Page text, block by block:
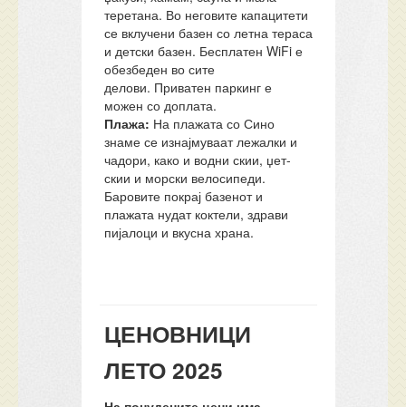
теретана. Во неговите капацитети
се вклучени базен со летна тераса
и детски базен. Бесплатен WiFi е
обезбеден во сите
делови. Приватен паркинг е
можен со доплата.
Плажа: На плажата со Сино
знаме се изнајмуваат лежалки и
чадори, како и водни скии, џет-
скии и морски велосипеди.
Баровите покрај базенот и
плажата нудат коктели, здрави
пијалоци и вкусна храна.
ЦЕНОВНИЦИ
ЛЕТО 2025